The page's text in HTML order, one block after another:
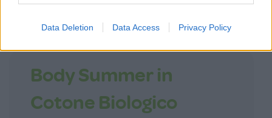
Data Deletion Data Access Privacy Policy
Scopri anche
Body Summer in
Cotone Biologico